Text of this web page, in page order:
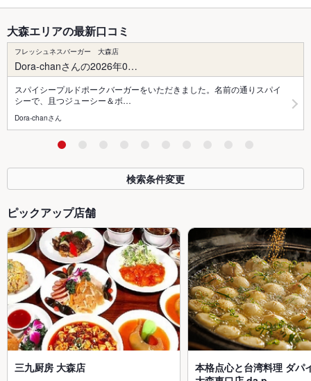
大森エリアの最新口コミ
フレッシュネスバーガー 大森店
Dora-chanさんの2026年0…
スパイシープルドポークバーガーをいただきました。名前の通りスパイ
シーで、且つジューシー＆ボ…
Dora-chanさん
検索条件変更
ピックアップ店舗
三九厨房 大森店
本格点心と台湾料理 ダパ